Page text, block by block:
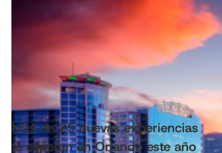
Más de 25 nuevas experiencias
te esperan en Orlando este año